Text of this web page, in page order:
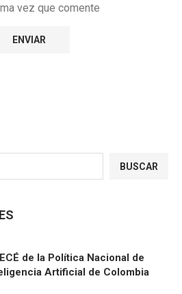
vez que comente
BUSCAR
de la Política Nacional de
Artificial de Colombia